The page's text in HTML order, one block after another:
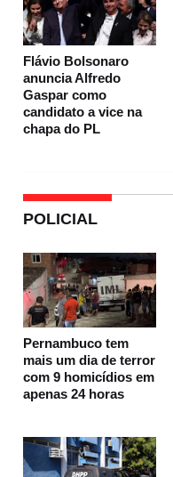
Flávio Bolsonaro
anuncia Alfredo
Gaspar como
candidato a vice na
chapa do PL
POLICIAL
Pernambuco tem
mais um dia de terror
com 9 homicídios em
apenas 24 horas